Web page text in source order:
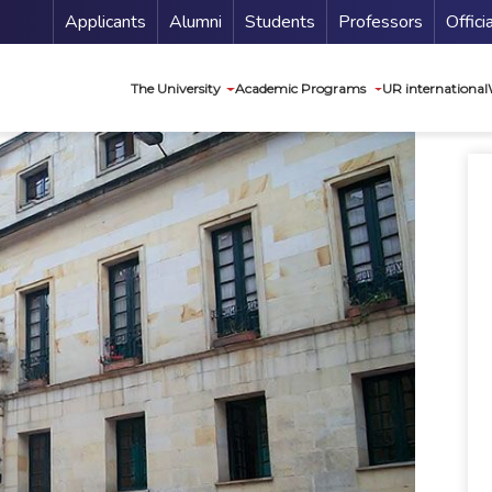
Menu Secundario
Applicants Alumni Students Professors
The University Academic Programs UR international